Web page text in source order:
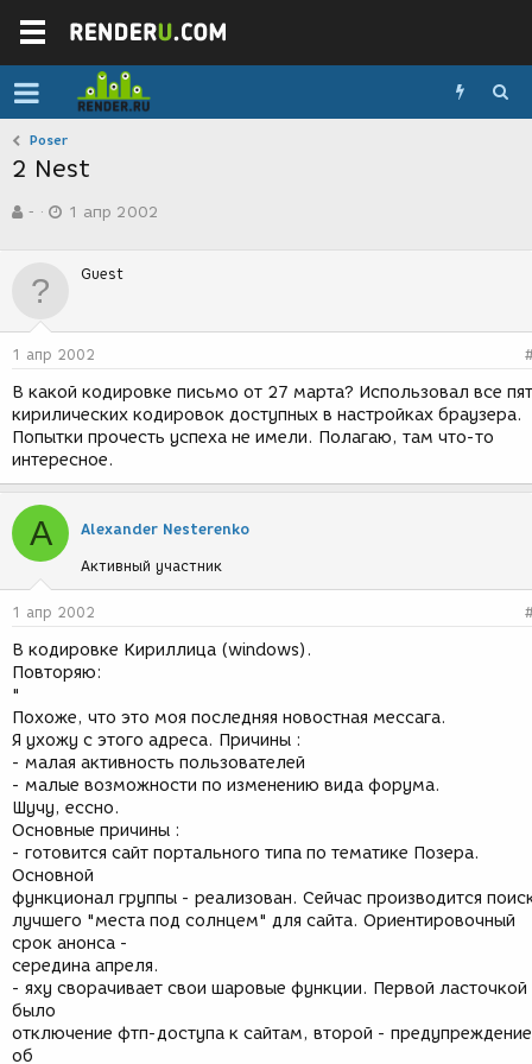
Poser
2 Nest
в
р
-
а
д
н
и
я
1 апр 2002
Guest
1 апр 2002
В какой кодировке письмо от 27 марта? Использовал все
кирилических кодировок доступных в настройках браузера.
Попытки прочесть успеха не имели. Полагаю, там что-то
интересное.
A Alexander Nesterenko
Активный участник
1 апр 2002
В кодировке Кириллица (windows).
Повторяю:
"
Похоже, что это моя последняя новостная мессага.
Я ухожу с этого адреса. Причины :
- малая активность пользователей
- малые возможности по изменению вида форума.
Шучу, ессно.
Основные причины :
- готовится сайт портального типа по тематике Позера.
Основной
функционал группы - реализован. Сейчас производится
лучшего "места под солнцем" для сайта. Ориентировочный
срок анонса -
середина апреля.
- яху сворачивает свои шаровые функции. Первой ласточкой
было
отключение фтп-доступа к сайтам, второй - предупреждение
об